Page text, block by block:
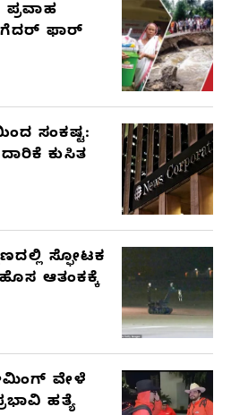
ಫಾರ್
ಸಂಕಷ್ಟ:
ಕುಸಿತ
ಸ್ಫೋಟಕ
ಆತಂಕಕ್ಕೆ
ವೇಳೆ
ಹತ್ಯೆ